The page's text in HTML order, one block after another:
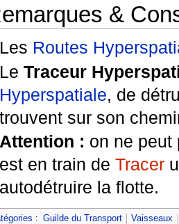
&
Les Routes
Le Traceur
Hyperspatiale, de
trouvent sur son
Attention : on ne peut
est en train de Tracer
autodétruire la flotte.
: Guilde du Transport Vaisseaux